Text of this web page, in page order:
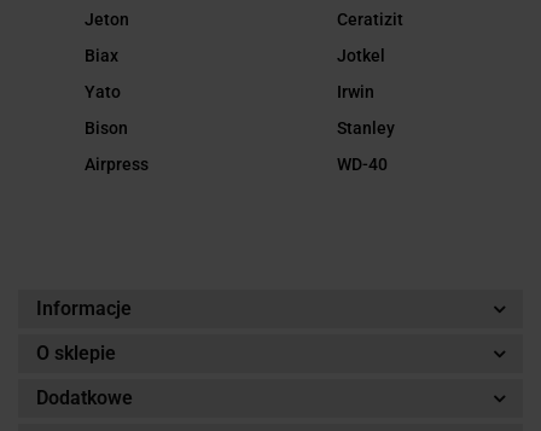
Jeton
Biax
Yato
Bison
Airpress
Ceratizit
Jotkel
Irwin
Stanley
WD-40
Informacje
O sklepie
Dodatkowe